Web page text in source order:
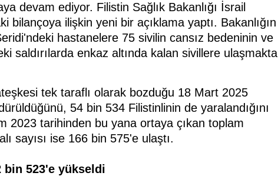
devam ediyor. Filistin Sağlık Bakanlığı İsrail
bilançoya ilişkin yeni bir açıklama yaptı. Bakanlığın
hastanelere 75 sivilin cansız bedeninin ve
saldırılarda enkaz altında kalan sivillere ulaşmakta
tek taraflı olarak bozduğu 18 Mart 2025
54 bin 534 Filistinlinin de yaralandığını
2023 tarihinden bu yana ortaya çıkan toplam
sayısı ise 166 bin 575'e ulaştı.
bin 523'e yükseldi